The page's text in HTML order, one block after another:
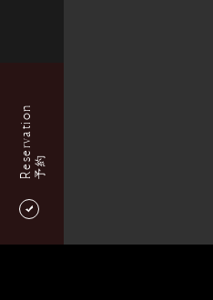
Reservation予約